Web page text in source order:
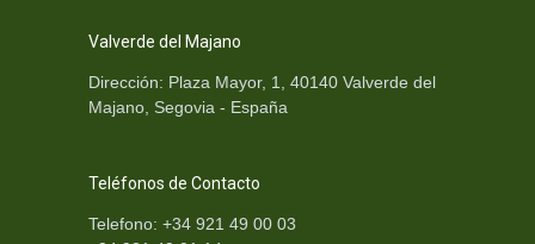
Valverde del Majano
Dirección: Plaza Mayor, 1, 40140 Valverde del
Majano, Segovia - España
Teléfonos de Contacto
Telefono: +34 921 49 00 03